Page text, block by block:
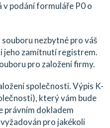
podání formuláře P0 o
nezbytné pro váš
jeho zamítnutí registrem.
pro založení firmy.
společnosti. Výpis K-
který vám bude
právním dokladem
pro jakékoli